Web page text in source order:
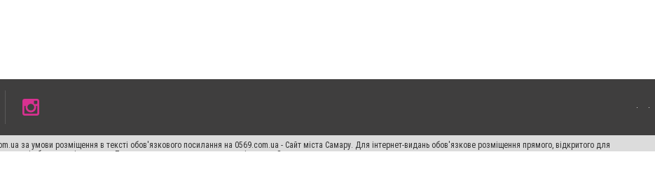
за умови розміщення в тексті обов'язкового посилання на 0569.com.ua - Сайт міста Самару. Для інтернет-видань обов'язкове розміщення прямого, відкритого для
тексті або в якості джерела. Порушення виняткових прав переслідується Законом.